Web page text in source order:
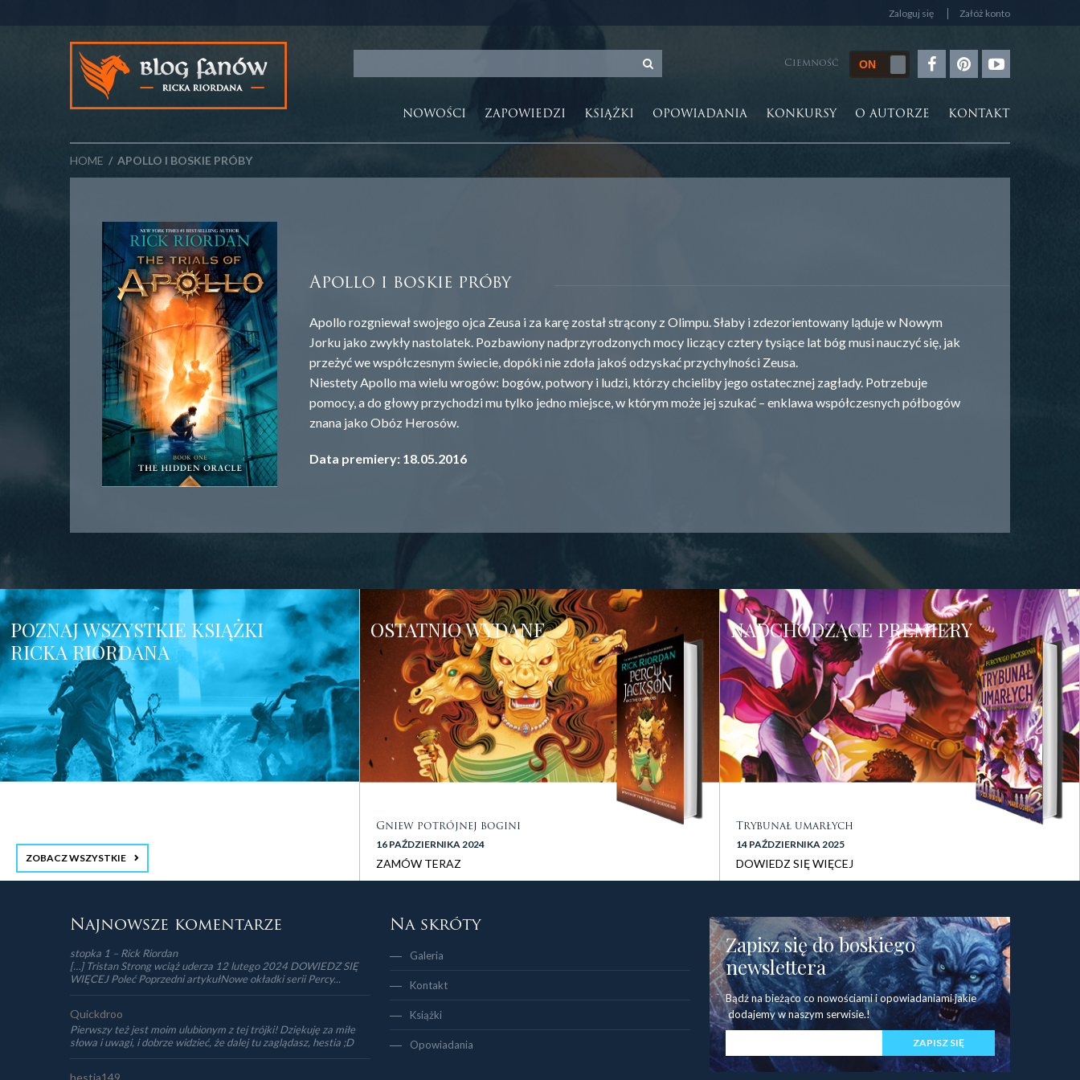
Zaloguj się Załóż konto
Ciemność
NOWOŚCI ZAPOWIEDZI KSIĄŻKI OPOWIADANIA KONKURSY O AUTORZE KONTAKT
HOME / APOLLO I BOSKIE PRÓBY
Apollo i boskie próby
Apollo rozgniewał swojego ojca Zeusa i za karę został strącony z Olimpu. Słaby i zdezorientowany ląduje w Nowym
Jorku jako zwykły nastolatek. Pozbawiony nadprzyrodzonych mocy liczący cztery tysiące lat bóg musi nauczyć się, jak
przeżyć we współczesnym świecie, dopóki nie zdoła jakoś odzyskać przychylności Zeusa.
Niestety Apollo ma wielu wrogów: bogów, potwory i ludzi, którzy chcieliby jego ostatecznej zagłady. Potrzebuje
pomocy, a do głowy przychodzi mu tylko jedno miejsce, w którym może jej szukać – enklawa współczesnych półbogów
znana jako Obóz Herosów.
Data premiery: 18.05.2016
stopka 3
POZNAJ WSZYSTKIE KSIĄŻKI
RICKA RIORDANA
ZOBACZ WSZYSTKIE
stopka 2
OSTATNIO WYDANE
Gniew potrójnej bogini
16 PAŹDZIERNIKA 2024
ZAMÓW TERAZ stopka 1
NADCHODZĄCE PREMIERY
Trybunał umarłych
14 PAŹDZIERNIKA 2025
DOWIEDZ SIĘ WIĘCEJ
Najnowsze komentarze
stopka 1 – Rick Riordan
[…] Tristan Strong wciąż uderza 12 lutego 2024 DOWIEDZ SIĘ
WIĘCEJ Poleć Poprzedni artykułNowe okładki serii Percy...
Quickdroo
Pierwszy też jest moim ulubionym z tej trójki! Dziękuję za miłe
słowa i uwagi, i dobrze widzieć, że dalej tu zaglądasz, hestia ;D
hestia149
Na skróty
Galeria
Kontakt
Książki
Opowiadania
Zapisz się do boskiego
newslettera
Bądź na bieżąco co nowościami i opowiadaniami jakie
dodajemy w naszym serwisie.!